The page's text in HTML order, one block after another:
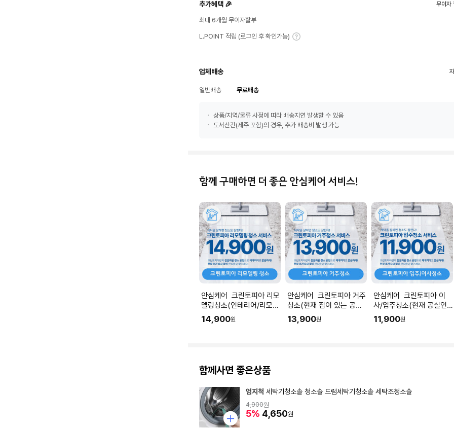
추가혜택 🎉 무이자
최대 6개월 무이자할부
L.POINT 적립 (로그인 후 확인가능)
업체배송
일반배송 무료배송
상품/지역/물류 사정에 따라 배송지연 발생할 수 있음
도서산간(제주 포함)의 경우, 추가 배송비 발생 가능
함께 구매하면 더 좋은 안심케어 서비스!
안심케어 크린토피아 리모
델링청소(인테리어/리모델
링 공사 직후) I 공간 평수
에 맞춰 수량을 입력해주세
14,900원
안심케어 크린토피아 거주
청소(현재 짐이 있는 공간
청소) I 공간 평수에 맞춰
수량을 입력해주세요.
13,900원
안심케어 크린토피아 이
사/입주청소(현재 공실인
공간청소) I 공간 평수에 맞
춰 수량을 입력해주세요.
11,900원
함께사면 좋은상품
엄지척 세탁기청소솔 청소솔 드럼세탁기청소솔 세탁조청소솔
4,900원
5% 4,650원